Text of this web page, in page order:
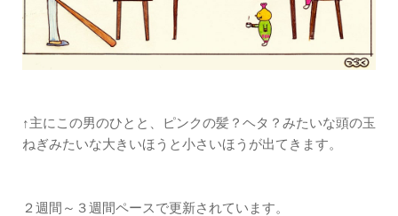
↑主にこの男のひとと、ピンクの髪？ヘタ？みたいな頭の玉
ねぎみたいな大きいほうと小さいほうが出てきます。
２週間～３週間ペースで更新されています。